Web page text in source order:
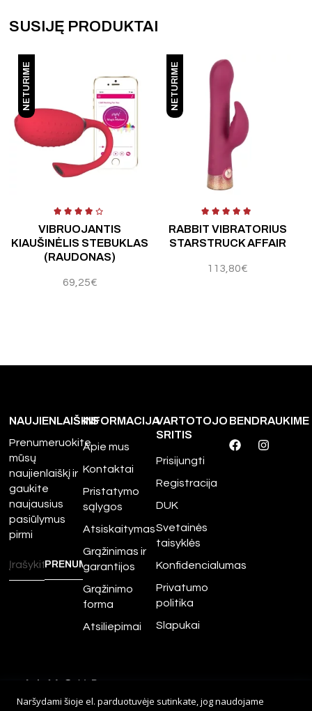
SUSIJĘ PRODUKTAI
NETURIME
VIBRUOJANTIS
KIAUŠINĖLIS STEBUKLAS
(RAUDONAS)
69,25€
NETURIME
RABBIT VIBRATORIUS
STARSTRUCK AFFAIR
113,80€
Įvertinimas:5.00 Įvertinimas:5.00
NAUJIENLAIŠKIS
Prenumeruokite
mūsų
naujienlaiškį ir
gaukite
naujausius
pasiūlymus
pirmi
INFORMACIJA
Apie mus
Kontaktai
Pristatymo
sąlygos
Atsiskaitymas
Grąžinimas ir
garantijos
Grąžinimo
forma
Atsiliepimai
VARTOTOJO
SRITIS
Prisijungti
Registracija
DUK
Svetainės
taisyklės
Konfidencialumas
Privatumo
politika
Slapukai
BENDRAUKIME
teisės saugomos.
Naršydami šioje el. parduotuvėje sutinkate, jog naudojame